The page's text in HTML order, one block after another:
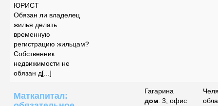
ЮРИСТ
Обязан ли владелец
жилья делать
временную
регистрацию жильцам?
Собственник
недвижимости не
обязан д[...]
Маткапитал:
Гагарина
дом: 3, офис